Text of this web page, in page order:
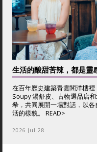
生活的酸甜苦辣，都是
在百年歷史建築青雲閣洋樓
Soupy 湯舒皮、古物選品店
希，共同展開一場對話，以
活的樣貌。 READ>
2026 Jul 28